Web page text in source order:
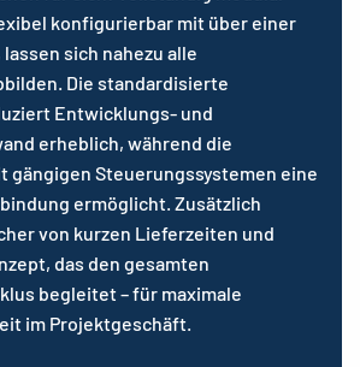
konfigurierbar mit über einer
sich nahezu alle
Die standardisierte
Entwicklungs- und
erheblich, während die
gängigen Steuerungssystemen eine
ermöglicht. Zusätzlich
von kurzen Lieferzeiten und
das den gesamten
begleitet – für maximale
im Projektgeschäft.